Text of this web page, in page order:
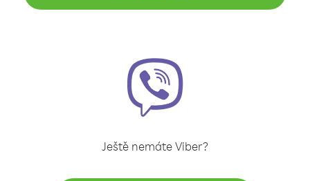
Ještě nemáte Viber?